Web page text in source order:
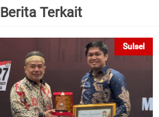
Berita Terkait
Sulsel